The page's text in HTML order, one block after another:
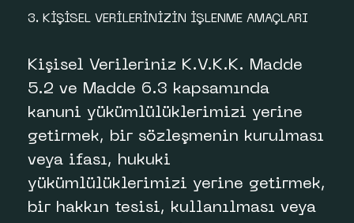
3. KİŞİSEL VERİLERİNİZİN İŞLENME AMAÇLARI
Kişisel Verileriniz K.V.K.K. Madde
5.2 ve Madde 6.3 kapsamında
kanuni yükümlülüklerimizi yerine
getirmek, bir sözleşmenin kurulması
veya ifası, hukuki
yükümlülüklerimizi yerine getirmek,
bir hakkın tesisi, kullanılması veya